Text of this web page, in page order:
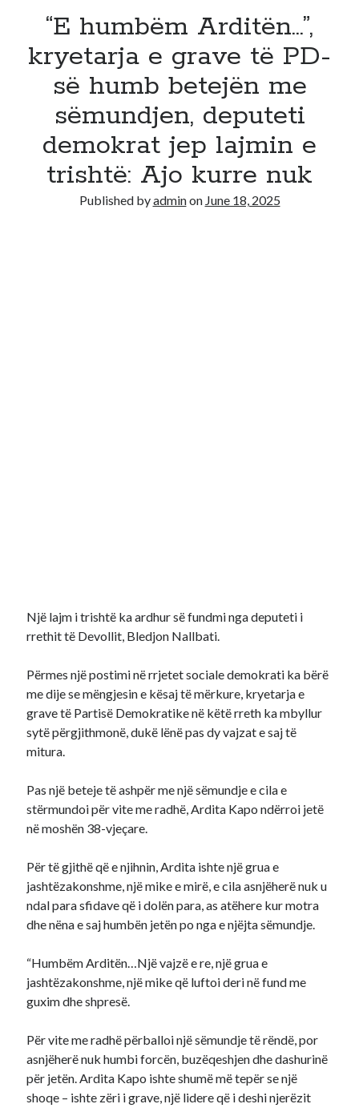
“E humbëm Arditën…”,
kryetarja e grave të PD-
së humb betejën me
sëmundjen, deputeti
demokrat jep lajmin e
trishtë: Ajo kurre nuk
Published byadminon June 18, 2025
Një lajm i trishtë ka ardhur së fundmi nga deputeti i
rrethit të Devollit, Bledjon Nallbati.
Përmes një postimi në rrjetet sociale demokrati ka bërë
me dije se mëngjesin e kësaj të mërkure, kryetarja e
grave të Partisë Demokratike në këtë rreth ka mbyllur
sytë përgjithmonë, dukë lënë pas dy vajzat e saj të
mitura.
Pas një beteje të ashpër me një sëmundje e cila e
stërmundoi për vite me radhë, Ardita Kapo ndërroi jetë
në moshën 38-vjeçare.
Për të gjithë që e njihnin, Ardita ishte një grua e
jashtëzakonshme, një mike e mirë, e cila asnjëherë nuk u
ndal para sfidave që i dolën para, as atëhere kur motra
dhe nëna e saj humbën jetën po nga e njëjta sëmundje.
“Humbëm Arditën…Një vajzë e re, një grua e
jashtëzakonshme, një mike që luftoi deri në fund me
guxim dhe shpresë.
Për vite me radhë përballoi një sëmundje të rëndë, por
asnjëherë nuk humbi forcën, buzëqeshjen dhe dashurinë
për jetën. Ardita Kapo ishte shumë më tepër se një
shoqe – ishte zëri i grave, një lidere që i deshi njerëzit